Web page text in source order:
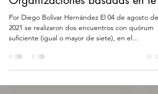
Duplas de Habitante calle y de
Organizaciones basadas en fe
Por Diego Bolívar Hernández El 04 de agosto del
suficiente (igual o mayor de siete), en el...